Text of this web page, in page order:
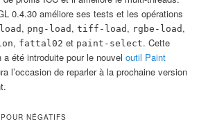
0.4.30 améliore ses tests et les opérations
, png-load ,tiff-load , rgbe-load ,
, fattal02 et paint-select. Cette
a été introduite pour le nouveloutil Paint
l’occasion de reparler à la prochaine version
NÉGATIFS